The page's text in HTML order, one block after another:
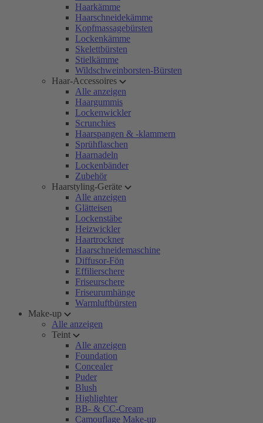
Haarkämme
Haarschneidekämme
Kopfmassagebürsten
Lockenkämme
Skelettbürsten
Stielkämme
Wildschweinborsten-Bürsten
Haar-Accessoires
Alle anzeigen
Haargummis
Lockenwickler
Scrunchies
Haarspangen & -klammern
Sprühflaschen
Haarnadeln
Lockenbänder
Zubehör
Haarstyling-Geräte
Alle anzeigen
Glätteisen
Lockenstäbe
Heizwickler
Haartrockner
Haarschneidemaschine
Diffusor-Fön
Effilierschere
Friseurschere
Friseurumhänge
Warmluftbürsten
Make-up
Alle anzeigen
Teint
Alle anzeigen
Foundation
Concealer
Puder
Blush
Highlighter
BB- & CC-Cream
Camouflage Make-up